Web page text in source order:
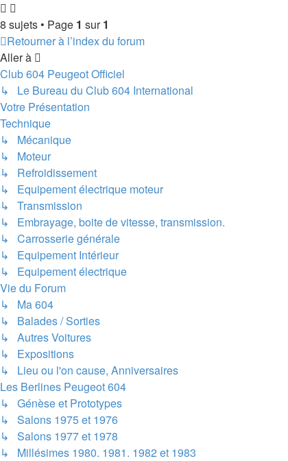
8 sujets • Page 1 sur1
Retourner à l’index du forum
Aller à
Club 604 Peugeot Officiel
↳ Le Bureau du Club 604 International
Votre Présentation
Technique
↳ Mécanique
↳ Moteur
↳ Refroidissement
↳ Equipement électrique moteur
↳ Transmission
↳ Embrayage, boite de vitesse, transmission.
↳ Carrosserie générale
↳ Equipement Intérieur
↳ Equipement électrique
Vie du Forum
↳ Ma 604
↳ Balades / Sorties
↳ Autres Voitures
↳ Expositions
↳ Lieu ou l'on cause, Anniversaires
Les Berlines Peugeot 604
↳ Génèse et Prototypes
↳ Salons 1975 et 1976
↳ Salons 1977 et 1978
↳ Millésimes 1980. 1981. 1982 et 1983